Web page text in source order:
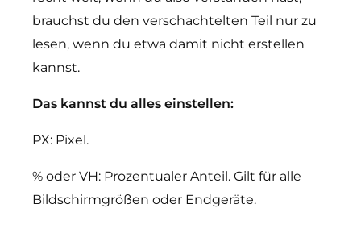
brauchst du den verschachtelten Teil nur zu
lesen, wenn du etwa damit nicht erstellen
kannst.
Das kannst du alles einstellen:
PX: Pixel.
% oder VH: Prozentualer Anteil. Gilt für alle
Bildschirmgrößen oder Endgeräte.